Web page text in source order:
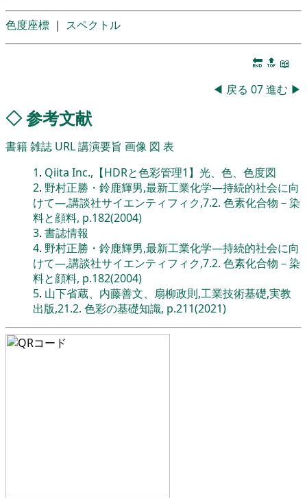
色度座標 ｜ スペクトル
🔚 🔝 📖
◀ 戻る 07進む ▶
◇参考文献
書籍雑誌 URL講演要旨 画像 図 表
1. Qiita Inc.,【HDRと色彩管理1】光、色、色度図
2. 野村正勝・鈴鹿輝男,最新工業化学―持続的社会に向
けて―,講談社サイエンティフィク,7.2. 色素化合物－染
料と顔料, p.182(2004)
3. 書誌情報
4. 野村正勝・鈴鹿輝男,最新工業化学―持続的社会に向
けて―,講談社サイエンティフィク,7.2. 色素化合物－染
料と顔料, p.182(2004)
5. 山下省蔵、内藤善文、扇柳政則,工業技術基礎,実教
出版,21.2. 色彩の基礎知識, p.211(2021)